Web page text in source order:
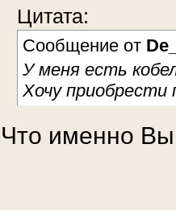
Цитата:
Сообщение от
У меня есть
Хочу
Что именно Вы